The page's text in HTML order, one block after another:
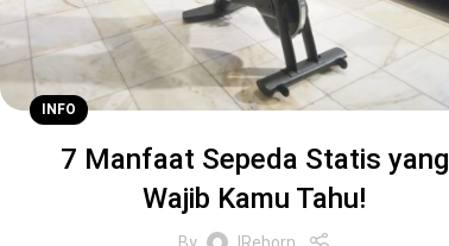
INFO
7 Manfaat Sepeda Statis yang
Wajib Kamu Tahu!
By
IReborn